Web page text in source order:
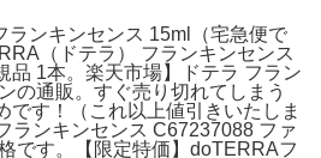
ランキンセンス 15ml（宅急便で
（ドテラ） フランキンセンス
品 1本。楽天市場】ドテラ フラン
の通販。すぐ売り切れてしまう
です！（これ以上値引きいたしま
ランキンセンス C67237088 ファ
です。【限定特価】doTERRAフ